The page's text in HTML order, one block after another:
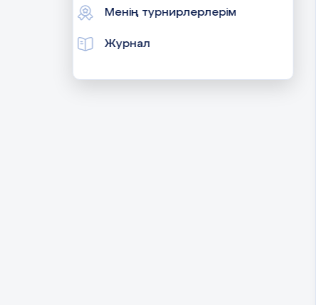
Менің турнирлерлерім
Журнал